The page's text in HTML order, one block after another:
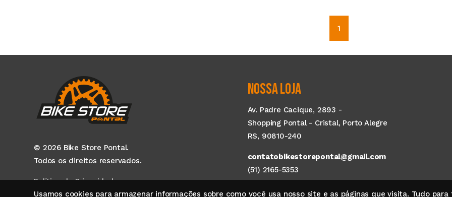
Usamos cookies para armazenar informações sobre como você usa nosso site e as páginas que visita. Tudo
1
© 2026 Bike Store Pontal.
Todos os direitos reservados.
Política de Privacidade
NOSSA LOJA
Av. Padre Cacique, 2893 -
Shopping Pontal - Cristal, Porto Alegre
RS, 90810-240
contatobikestorepontal@gmail.com
(51) 2165-5353